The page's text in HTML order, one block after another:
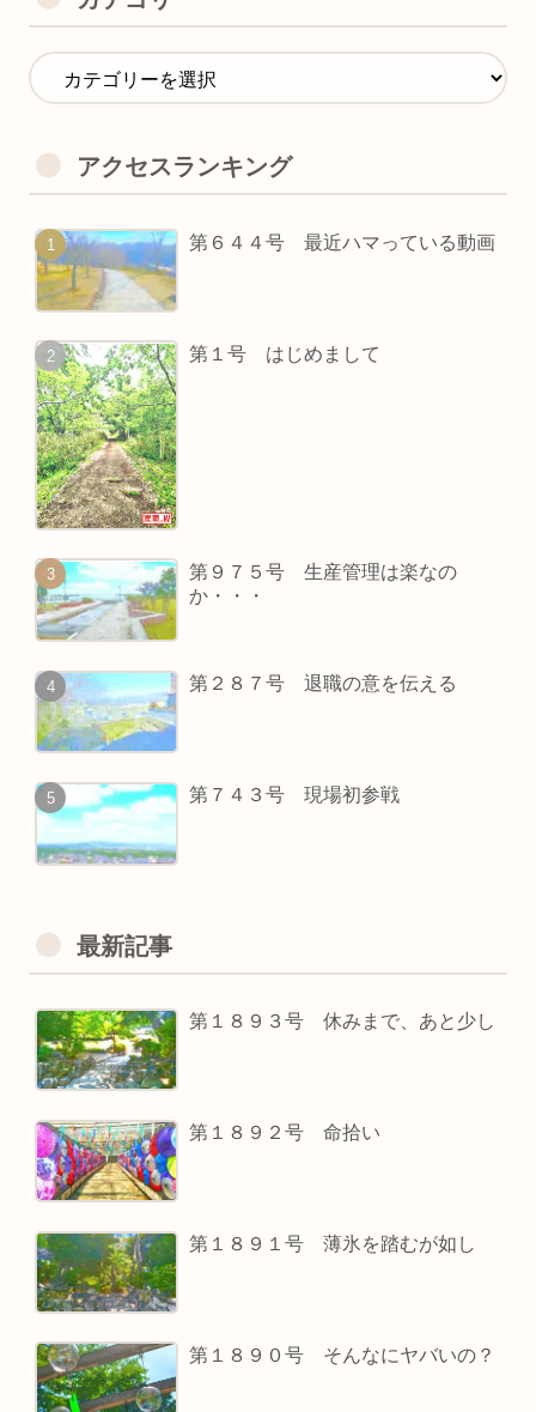
アクセスランキング
第６４４号 最近ハマっている動画
第１号 はじめまして
第９７５号 生産管理は楽なの
か・・・
第２８７号 退職の意を伝える
第７４３号 現場初参戦
最新記事
第１８９３号 休みまで、あと少し
第１８９２号 命拾い
第１８９１号 薄氷を踏むが如し
第１８９０号 そんなにヤバいの？